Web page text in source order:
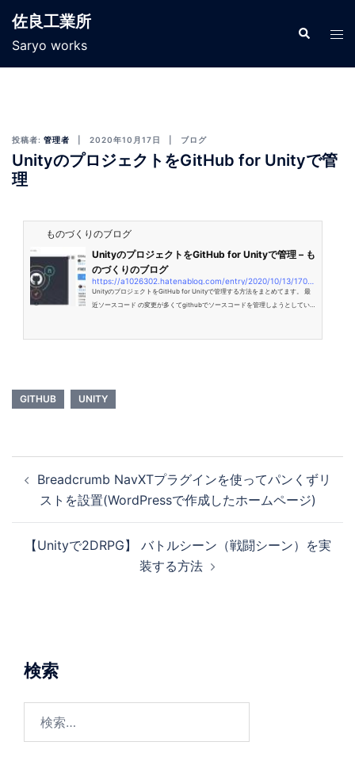
佐良工業所
Saryo works
投稿者: 管理者 2020年10月17日 ブログ
UnityのプロジェクトをGitHub for Unityで管
理
ものづくりのブログ
UnityのプロジェクトをGitHub for Unityで管理 – も
のづくりのブログ
UnityのプロジェクトをGitHub for Unityで管理する方法をまとめてます。 最
近ソースコード の変更が多くてgithubでソースコードを管理しようとしてい
GITHUB UNITY
Breadcrumb NavXTプラグインを使ってパンくずリ
ストを設置(WordPressで作成したホームページ)
【Unityで2DRPG】 バトルシーン（戦闘シーン）を実
装する方法
検索